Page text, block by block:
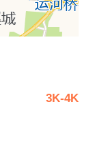
3K-4K